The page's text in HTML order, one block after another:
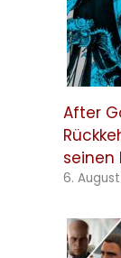
After
seinen
6.